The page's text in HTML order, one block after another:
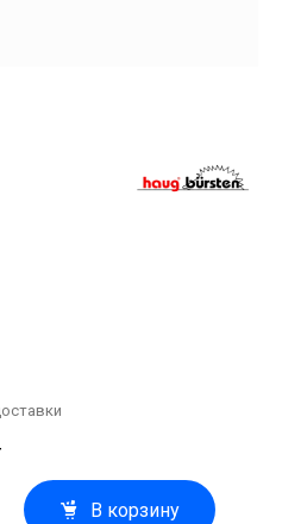
В корзину